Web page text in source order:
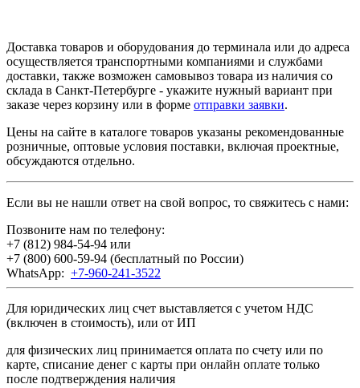
Доставка товаров и оборудования до терминала или до адреса
осуществляется транспортными компаниями и службами
доставки, также возможен самовывоз товара из наличия со
склада в Санкт-Петербурге - укажите нужный вариант при
заказе через корзину или в форме отправки заявки.
Цены на сайте в каталоге товаров указаны рекомендованные
розничные, оптовые условия поставки, включая проектные,
обсуждаются отдельно.
Если вы не нашли ответ на свой вопрос, то свяжитесь с нами:
Позвоните нам по телефону:
+7 (812) 984-54-94 или
+7 (800) 600-59-94 (бесплатный по России)
WhatsApp: +7-960-241-3522
Для юридических лиц счет выставляется с учетом НДС
(включен в стоимость), или от ИП
для физических лиц принимается оплата по счету или по
карте, списание денег с карты при онлайн оплате только
после подтверждения наличия